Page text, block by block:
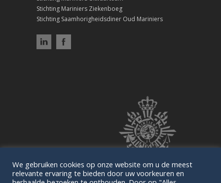
Stichting Mariniers Ziekenboeg
Stichting Saamhorigheidsdiner Oud Mariniers
We gebruiken cookies op onze website om u de meest
relevante ervaring te bieden door uw voorkeuren en